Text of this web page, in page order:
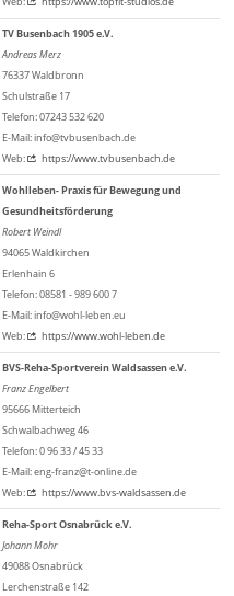
TV Busenbach 1905 e.V.
Andreas Merz
76337 Waldbronn
Schulstraße 17
Telefon: 07243 532 620
E-Mail: info@tvbusenbach.de
Web:
https://www.tvbusenbach.de
Wohlleben- Praxis für Bewegung und
Gesundheitsförderung
Robert Weindl
94065 Waldkirchen
Erlenhain 6
Telefon: 08581 - 989 600 7
E-Mail: info@wohl-leben.eu
Web:
https://www.wohl-leben.de
BVS-Reha-Sportverein Waldsassen e.V.
Franz Engelbert
95666 Mitterteich
Schwalbachweg 46
Telefon: 0 96 33 / 45 33
E-Mail: eng-franz@t-online.de
Web:
https://www.bvs-waldsassen.de
Reha-Sport Osnabrück e.V.
Johann Mohr
49088 Osnabrück
Lerchenstraße 142